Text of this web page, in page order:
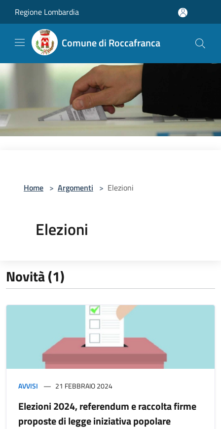
Regione Lombardia
Comune di Roccafranca
Home > Argomenti > Elezioni
Elezioni
Novità (1)
AVVISI 21 FEBBRAIO 2024
Elezioni 2024, referendum e raccolta firme
proposte di legge iniziativa popolare